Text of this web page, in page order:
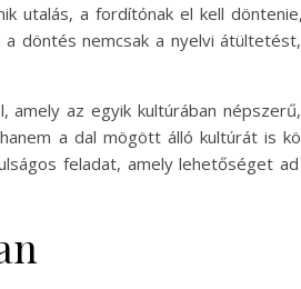
utalás, a fordítónak el kell
döntés nemcsak a nyelvi
az egyik kultúrában
a dal mögött álló kultúrát is
feladat, amely lehetőséget